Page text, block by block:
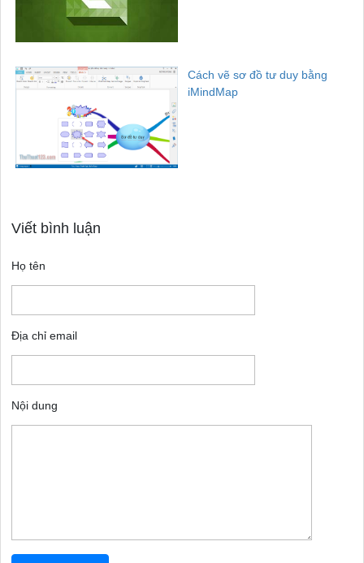
Cách vẽ sơ đồ tư duy bằng
iMindMap
Viết bình luận
Họ tên
Địa chỉ email
Nội dung